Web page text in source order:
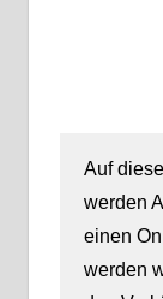
Auf
werden
einen
werden